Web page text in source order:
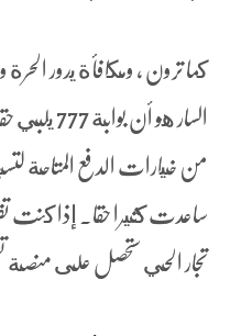
كما ترون ، ومكافأة يدور الحرة
السار هو
من خيارات الدفع المتاحة
ساعدت كثيرا حقا. إذا كنت
تجار الحي ستحصل على منصة